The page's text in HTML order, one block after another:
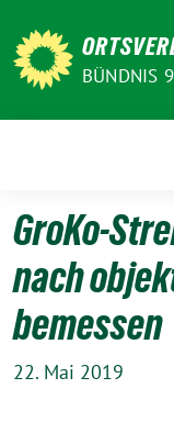
zum
Inhalt
BÜNDNIS
GroKo-
nach
bemessen
22. Mai 2019